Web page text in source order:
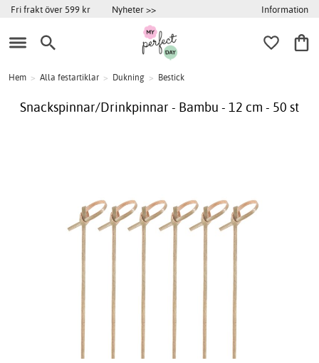
Fri frakt över 599 kr Nyheter >> Information
Hem > Alla festartiklar > Dukning > Bestick
Snackspinnar/Drinkpinnar - Bambu - 12 cm - 50 st